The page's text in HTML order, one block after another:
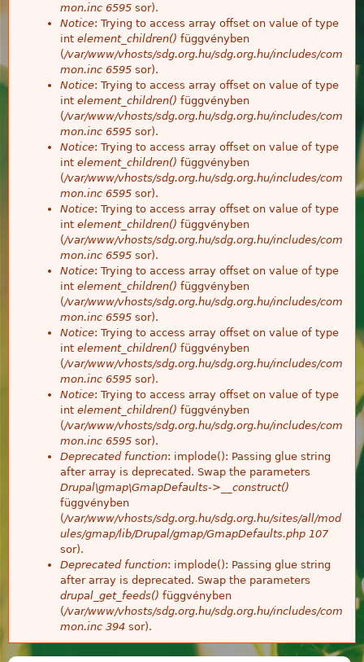
mon.inc 6595 sor).
Notice: Trying to access array offset on value of type
int element_children() függvényben
(/var/www/vhosts/sdg.org.hu/sdg.org.hu/includes/com
mon.inc 6595 sor).
Notice: Trying to access array offset on value of type
int element_children() függvényben
(/var/www/vhosts/sdg.org.hu/sdg.org.hu/includes/com
mon.inc 6595 sor).
Notice: Trying to access array offset on value of type
int element_children() függvényben
(/var/www/vhosts/sdg.org.hu/sdg.org.hu/includes/com
mon.inc 6595 sor).
Notice: Trying to access array offset on value of type
int element_children() függvényben
(/var/www/vhosts/sdg.org.hu/sdg.org.hu/includes/com
mon.inc 6595 sor).
Notice: Trying to access array offset on value of type
int element_children() függvényben
(/var/www/vhosts/sdg.org.hu/sdg.org.hu/includes/com
mon.inc 6595 sor).
Notice: Trying to access array offset on value of type
int element_children() függvényben
(/var/www/vhosts/sdg.org.hu/sdg.org.hu/includes/com
mon.inc 6595 sor).
Notice: Trying to access array offset on value of type
int element_children() függvényben
(/var/www/vhosts/sdg.org.hu/sdg.org.hu/includes/com
mon.inc 6595 sor).
Deprecated function: implode(): Passing glue string
after array is deprecated. Swap the parameters
Drupal\gmap\GmapDefaults->__construct()
függvényben
(/var/www/vhosts/sdg.org.hu/sdg.org.hu/sites/all/mod
ules/gmap/lib/Drupal/gmap/GmapDefaults.php 107
sor).
Deprecated function: implode(): Passing glue string
after array is deprecated. Swap the parameters
drupal_get_feeds() függvényben
(/var/www/vhosts/sdg.org.hu/sdg.org.hu/includes/com
mon.inc 394 sor).